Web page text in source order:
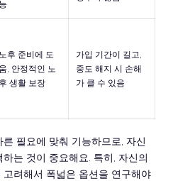
능
노후 준비에 도
움, 안정적인 노
후 생활 보장
가입 기간이 길고,
중도 해지 시 손해
가 클 수 있음
필요에 맞춰 기능하므로, 자신
는 것이 중요해요. 특히, 자신의
려해서 폭넓은 옵션을 연구해야